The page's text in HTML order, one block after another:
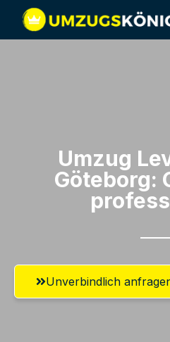
Umzug
Göteborg:
Unverbindlich